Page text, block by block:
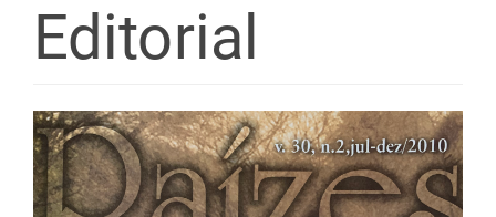
Editorial
Barra
lateral